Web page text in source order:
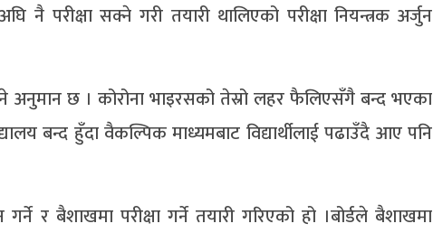
परीक्षा सक्ने गरी तयारी थालिएको परीक्षा नियन्त्रक अर्जुन
अनुमान छ । कोरोना भाइरसको तेस्रो लहर फैलिएसँगै बन्द भएका
बन्द हुँदा वैकल्पिक माध्यमबाट विद्यार्थीलाई पढाउँदै आए पनि
गर्ने र बैशाखमा परीक्षा गर्ने तयारी गरिएको हो ।बोर्डले बैशाखमा